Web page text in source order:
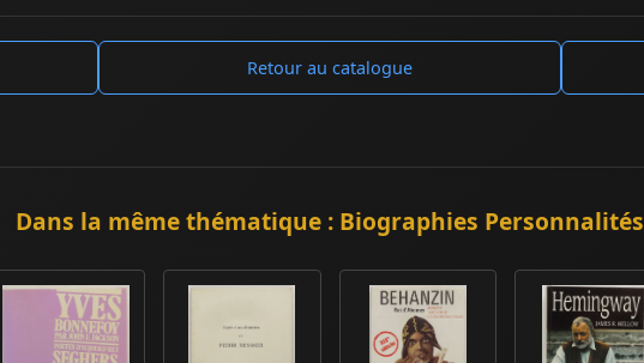
Retour au catalogue
Dans la même thématique : Biographies Personnalités